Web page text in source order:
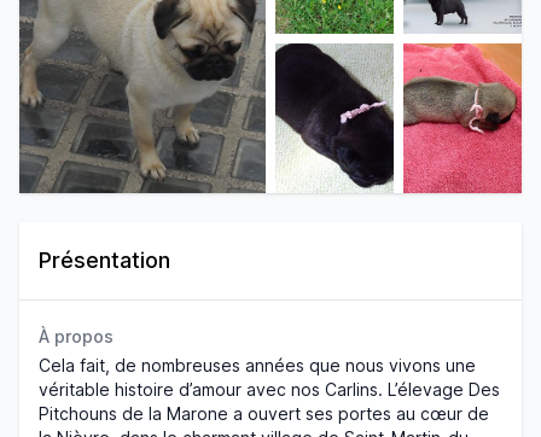
Présentation
À propos
Cela fait, de nombreuses années que nous vivons une
véritable histoire d’amour avec nos Carlins. L’élevage Des
Pitchouns de la Marone a ouvert ses portes au cœur de